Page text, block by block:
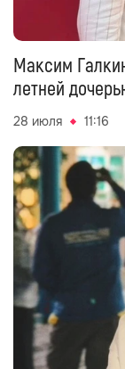
Максим
летней
28 июля 11:16